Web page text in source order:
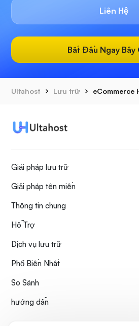
Liên Hệ
Bắt Đầu Ngay Bây
Ultahost Lưu trữ eCommerce
Giải pháp lưu trữ
Giải pháp tên miền
Thông tin chung
Hỗ Trợ
Dịch vụ lưu trữ
Phổ Biến Nhất
So Sánh
hướng dẫn